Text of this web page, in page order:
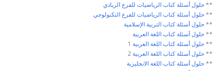
**حلول أسئلة كتابالرياضيات للفرع الريادي
**حلول أسئلة كتابالرياضيات للفرع التكنولوجي
**حلول أسئلة كتابالتربية الإسلامية
**حلول أسئلة كتاباللغة العربية
**حلول أسئلة كتاب اللغة العربية 1
**حلول أسئلة كتاب اللغة العربية 2
**حلول أسئلة كتاباللغة الانجليزية